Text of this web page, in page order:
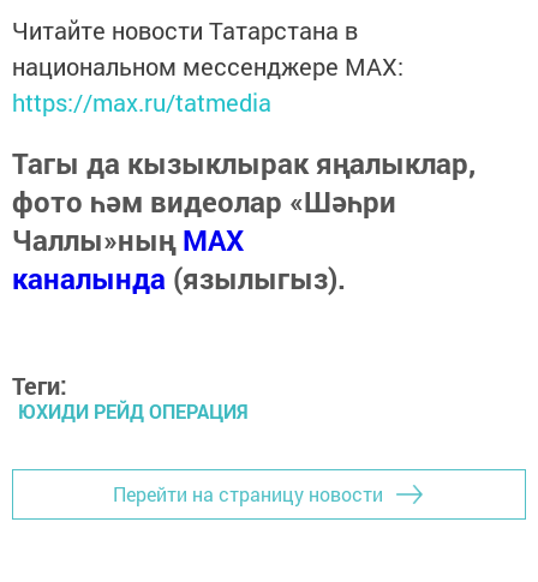
Читайте новости Татарстана в
национальном мессенджере MАХ:
https://max.ru/tatmedia
Тагы да кызыклырак яңалыклар,
фото һәм видеолар «Шәһри
Чаллы»ныңMAX
каналында (язылыгыз).
Теги:
ЮХИДИ РЕЙД ОПЕРАЦИЯ
Перейти на страницу новости